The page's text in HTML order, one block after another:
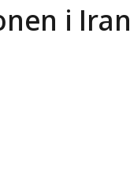
i Iran